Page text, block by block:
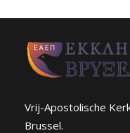
Vrij-Apostolische
Brussel.